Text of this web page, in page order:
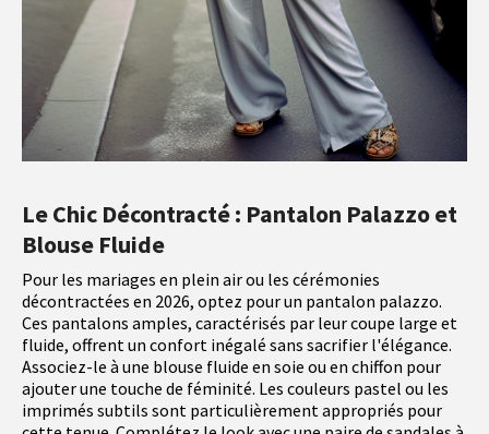
Le Chic Décontracté : Pantalon Palazzo et
Blouse Fluide
Pour les mariages en plein air ou les cérémonies
décontractées en 2026, optez pour un pantalon palazzo.
Ces pantalons amples, caractérisés par leur coupe large et
fluide, offrent un confort inégalé sans sacrifier l'élégance.
Associez-le à une blouse fluide en soie ou en chiffon pour
ajouter une touche de féminité. Les couleurs pastel ou les
imprimés subtils sont particulièrement appropriés pour